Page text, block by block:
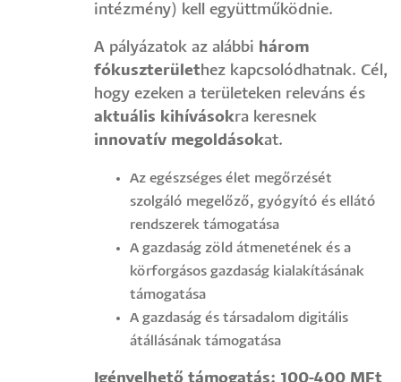
intézmény) kell együttműködnie.
A pályázatok az alábbi három
fókuszterülethez kapcsolódhatnak. Cél,
hogy ezeken a területeken releváns és
aktuális kihívásokra keresnek
innovatív megoldásokat.
Az egészséges élet megőrzését
szolgáló megelőző, gyógyító és ellátó
rendszerek támogatása
A gazdaság zöld átmenetének és a
körforgásos gazdaság kialakításának
támogatása
A gazdaság és társadalom digitális
átállásának támogatása